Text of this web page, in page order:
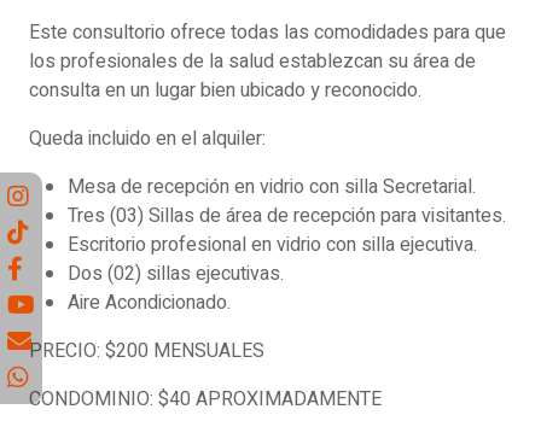
Este consultorio ofrece todas las comodidades para que
los profesionales de la salud establezcan su área de
consulta en un lugar bien ubicado y reconocido.
Queda incluido en el alquiler:
Mesa de recepción en vidrio con silla Secretarial.
Tres (03) Sillas de área de recepción para visitantes.
Escritorio profesional en vidrio con silla ejecutiva.
Dos (02) sillas ejecutivas.
Aire Acondicionado.
PRECIO: $200 MENSUALES
CONDOMINIO: $40 APROXIMADAMENTE